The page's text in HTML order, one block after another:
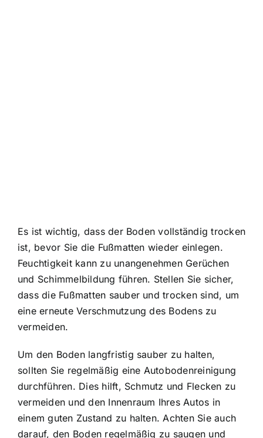
Es ist wichtig, dass der Boden vollständig trocken
ist, bevor Sie die Fußmatten wieder einlegen.
Feuchtigkeit kann zu unangenehmen Gerüchen
und Schimmelbildung führen. Stellen Sie sicher,
dass die Fußmatten sauber und trocken sind, um
eine erneute Verschmutzung des Bodens zu
vermeiden.
Um den Boden langfristig sauber zu halten,
sollten Sie regelmäßig eine Autobodenreinigung
durchführen. Dies hilft, Schmutz und Flecken zu
vermeiden und den Innenraum Ihres Autos in
einem guten Zustand zu halten. Achten Sie auch
darauf, den Boden regelmäßig zu saugen und